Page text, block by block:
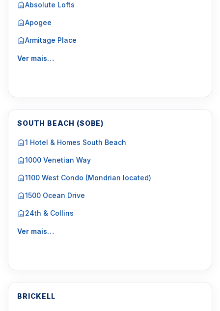
Absolute Lofts
Apogee
Armitage Place
Ver mais…
SOUTH BEACH (SOBE)
1 Hotel & Homes South Beach
1000 Venetian Way
1100 West Condo (Mondrian located)
1500 Ocean Drive
24th & Collins
Ver mais…
BRICKELL